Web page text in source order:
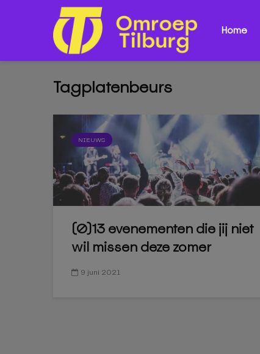
Home
Tagplatenbeurs
NIEUWS
(0)13 evenementen die jij niet
wil missen deze zomer
9 juni 2021